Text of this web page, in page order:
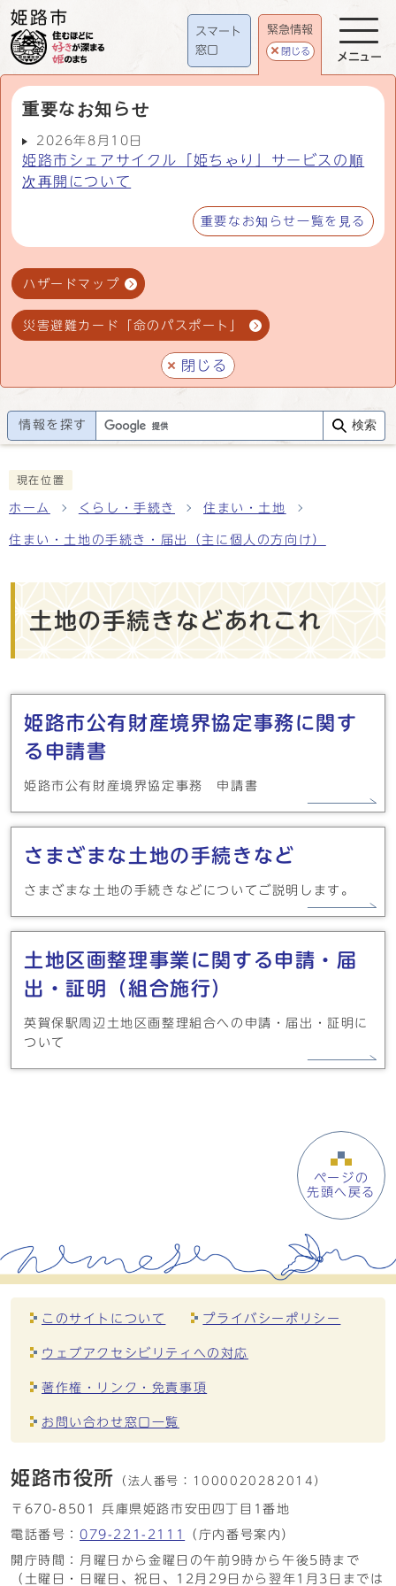
スマート
窓口
緊急情報
閉じる
重要なお知らせ
2026年8月10日
姫路市シェアサイクル「姫ちゃり」サービスの順
次再開について
重要なお知らせ一覧を見る
ハザードマップ
災害避難カード「命のパスポート」
閉じる
メニュー
情報を探す 検索
現在位置
ホーム くらし・手続き 住まい・土地
住まい・土地の手続き・届出（主に個人の方向け）
土地の手続きなどあれこれ
メインメニュー
姫路市公有財産境界協定事務に関す
る申請書
姫路市公有財産境界協定事務 申請書
さまざまな土地の手続きなど
さまざまな土地の手続きなどについてご説明します。
土地区画整理事業に関する申請・届
出・証明（組合施行）
英賀保駅周辺土地区画整理組合への申請・届出・証明に
ついて
ページの
先頭へ戻る
このサイトについて プライバシーポリシー
ウェブアクセシビリティへの対応
著作権・リンク・免責事項
お問い合わせ窓口一覧
姫路市役所 （法人番号： 1000020282014）
〒670-8501 兵庫県姫路市安田四丁目1番地
電話番号： 079-221-2111
（庁内番号案内）
開庁時間：月曜日から金曜日の午前9時から午後5時まで
（土曜日・日曜日、祝日、12月29日から翌年1月3日までは